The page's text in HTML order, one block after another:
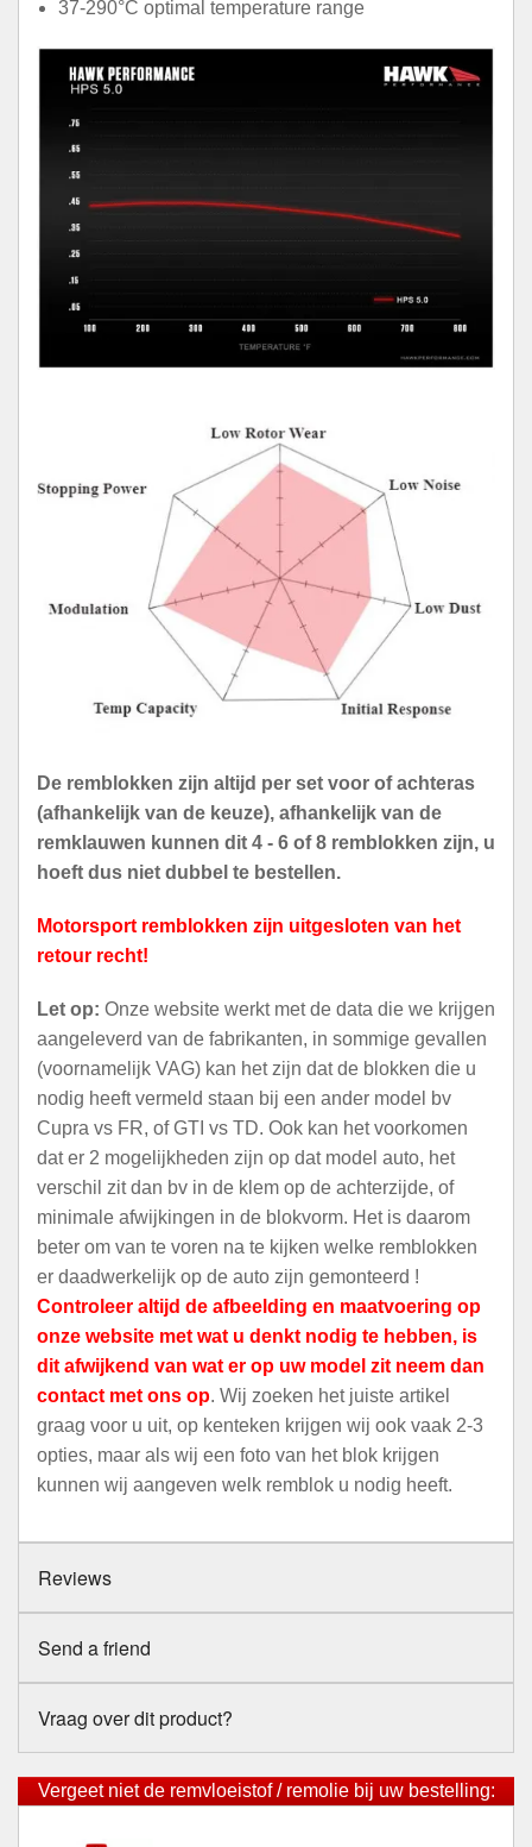
37-290°C optimal temperature range
De remblokken zijn altijd per set voor of achteras
(afhankelijk van de keuze), afhankelijk van de
remklauwen kunnen dit 4 - 6 of 8 remblokken zijn, u
hoeft dus niet dubbel te bestellen.
Motorsport remblokken zijn uitgesloten van het
retour recht!
Let op: Onze website werkt met de data die we krijgen
aangeleverd van de fabrikanten, in sommige gevallen
(voornamelijk VAG) kan het zijn dat de blokken die u
nodig heeft vermeld staan bij een ander model bv
Cupra vs FR, of GTI vs TD. Ook kan het voorkomen
dat er 2 mogelijkheden zijn op dat model auto, het
verschil zit dan bv in de klem op de achterzijde, of
minimale afwijkingen in de blokvorm. Het is daarom
beter om van te voren na te kijken welke remblokken
er daadwerkelijk op de auto zijn gemonteerd !
Controleer altijd de afbeelding en maatvoering op
onze website met wat u denkt nodig te hebben, is
dit afwijkend van wat er op uw model zit neem dan
contact met ons op. Wij zoeken het juiste artikel
graag voor u uit, op kenteken krijgen wij ook vaak 2-3
opties, maar als wij een foto van het blok krijgen
kunnen wij aangeven welk remblok u nodig heeft.
Reviews
Send a friend
Vraag over dit product?
Vergeet niet de remvloeistof / remolie bij uw bestelling: